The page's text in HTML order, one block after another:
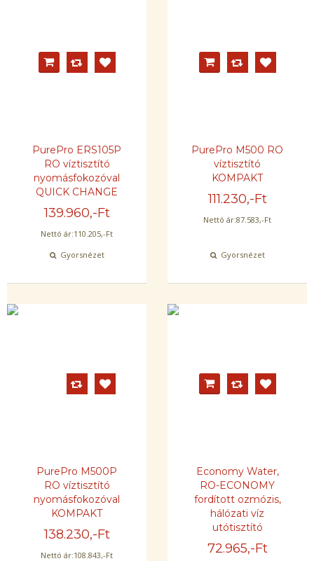
PurePro ERS105P
RO víztisztító
nyomásfokozóval
QUICK CHANGE
139.960,-Ft
Nettó ár:110.205,-Ft
Gyorsnézet
PurePro M500 RO
víztisztító
KOMPAKT
111.230,-Ft
Nettó ár:87.583,-Ft
Gyorsnézet
PurePro M500P
RO víztisztító
nyomásfokozóval
KOMPAKT
138.230,-Ft
Nettó ár:108.843,-Ft
Economy Water,
RO-ECONOMY
fordított ozmózis,
hálózati víz
utótisztító
72.965,-Ft